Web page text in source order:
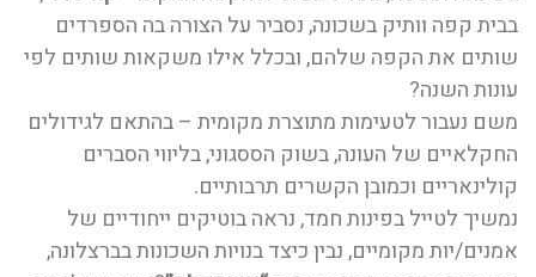
בבית קפה וותיק בשכונה, נסביר על הצורה בה הספרדים
שותים את הקפה שלהם, ובכלל אילו משקאות שותים לפי
עונות השנה?
משם נעבור לטעימות מתוצרת מקומית – בהתאם לגידולים
החקלאיים של העונה, בשוק הססגוני, בליווי הסברים
קולינאריים וכמובן הקשרים תרבותיים.
נמשיך לטייל בפינות חמד, נראה בוטיקים ייחודיים של
אמנים/יות מקומיים, נבין כיצד בנויות השכונות בברצלונה,